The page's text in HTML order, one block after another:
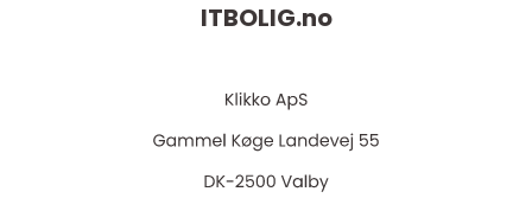
ITBOLIG.no